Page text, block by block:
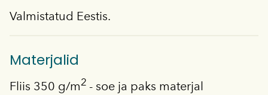
Valmistatud Eestis.
Materjalid
Fliis 350 g/m2 - soe ja paks materjal